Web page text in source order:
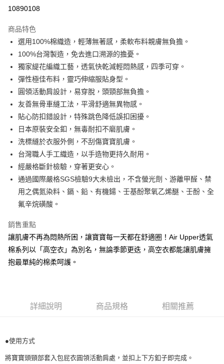
流程，驗證手機門號後，選擇欲分期的期數、繳款截止日，確認付款後即完
3.實際核准額度、可分期數及費用金額請依後續交易確認頁面所載為準。
4.訂單成立30分鐘內，如未前往確認交易或遇審核未通過，訂單將自動取
消。如遇「轉專審核」未通過狀況，表示未達大哥付你分期系統評分，恕無
法說明評估內容。
1.分期款項不併入電信帳單，「大哥付你分期」於每月結算日後寄送繳費提
醒簡訊。
2.透過簡訊連結打開帳單後，可選擇「超商條碼／台灣大直營門市／銀行轉
帳／街口支付／iPASS MONEY」等通路繳費。
【注意事項】
用戶於交易時，得透過本服務購買商品或服務，並由商店將買賣／分期付款
買賣價金債權讓與本公司後，依約使用本公司帳單繳交帳款。
2.基於同意付款使用「大哥付你分期」之契約關係目的，商店將以您的個人
資料（包含姓名、電話或地址）提供予台灣大哥大進項蒐集、處理及利用，
由本公司與您本人進行分期帳單所需資料之確認、核對及更正。
3.完整用戶服務條款，請詳閱以下連結：https://oppay.tw/userRule
【關於「AFTEE先享後付」】
便利好安心！
１．簡單：不需註冊會員、不需綁卡、不需儲值。
２．便利：只要手機號碼，簡訊認證，即可結帳。
３．安心：先確認商品／服務後，再付款。
１．於結帳方式選擇「AFTEE先享後付」後，將跳轉至「AFTEE先享後付」
結帳頁面，進行簡訊認證並確認金額後，即可完成結帳。
２．訂單成立數日內，您將收到繳費通知簡訊。
３．收到繳費通知簡訊後14天內，點擊此簡訊中的連結，可透過四大超商／
ATM／網路銀行／等多元方式進行付款，方視為交易完成。
※ 請注意：結帳手續完成當下不需立刻繳費，但若您需要取消訂單，請聯絡
購買商品的店家。未經商家同意取消之訂單仍視為有效，需透過AFTEE先享
後付繳納相關費用。
※ 交易是否成功請以「AFTEE先享後付 」之結帳頁面顯示為準，若有關於
是否繳費成功／繳費後需取消欲退款等相關疑問，請聯繫「AFTEE先享後付
【注意事項】
１．透過由恩沛科技股份有限公司提供之「AFTEE先享後付」服務完成之交
易，需依本服務之必要範圍內提供個人資料，並將交易相關給付款項請求債
２．關於個人資料處理事宜，請瀏覽以下網址：
https://aftee.tw/terms/#terms3
３．未成年的使用者請事先徵得法定代理人或監護人之同意方可使用
「AFTEE先享後付」，若未經同意申辦者引起之損失，本公司不負相關責
任。
恩沛科技股份有限公司將有權停止該用戶之使用額度並採取法律行動。
相關說明
「Hami Point」為中華電信所提供之點數服務，可於會員專區綁定中華電信
會員帳號後，即可在購物車使用 Hami Point 折抵消費金額 (1點等於1元)。
付款後全家取貨
每筆NT$100，滿NT$999(含以上)免運費
付款後萊爾富取貨
付款後7-11取貨
每筆NT$100，滿NT$1,000(含以上)免運費
每筆NT$100，滿NT$1,000(含以上)免運費
10890108
商品特色
選用100%棉織造，輕薄無著感，柔軟布料親膚無負擔。
100%台灣製造，免去進口溯源的擔憂。
獨家緹花編織工藝，透氣快乾減輕悶熱感，四季可穿。
彈性極佳布料，靈巧伸縮服貼身型。
圓領活動肩設計，易穿脫，頭頸部無負擔。
友善無骨車縫工法，平滑舒適無異物感。
貼心防扣錯設計，特殊跳色降低誤扣困擾。
日本原裝安全釦，無毒耐扣不磨肌膚。
洗標縫於衣服外側，不刮傷寶寶肌膚。
台灣職人手工織造，以手造物更持久耐用。
經嚴格斷針檢驗，穿著更安心。
通過國際嚴格SGS檢驗9大未檢出，不含螢光劑、游離甲醛、禁
用之偶氮染料、鎘、鉛、有機鍚、壬基酚聚氧乙烯醚、壬酚、全
氟辛烷磺酸。
銷售重點
讓肌膚不再為悶熱所困，讓寶寶每一天都在舒適圈！Air Upper透氣
棉系列以「高空衣」為別名，無論季節更迭，高空衣都能讓肌膚擁
抱最單純的棉柔呵護。
詳細說明 商品規格 相關推薦
●使用方式
將寶寶頭頸部套入包屁衣圓領活動肩處，並扣上下方釦子即完成。